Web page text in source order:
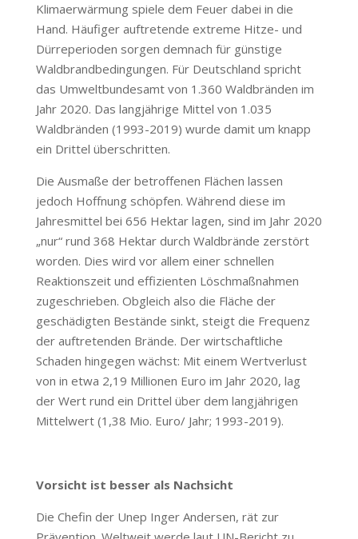
Klimaerwärmung spiele dem Feuer dabei in die
Hand. Häufiger auftretende extreme Hitze- und
Dürreperioden sorgen demnach für günstige
Waldbrandbedingungen. Für Deutschland spricht
das Umweltbundesamt von 1.360 Waldbränden im
Jahr 2020. Das langjährige Mittel von 1.035
Waldbränden (1993-2019) wurde damit um knapp
ein Drittel überschritten.
Die Ausmaße der betroffenen Flächen lassen
jedoch Hoffnung schöpfen. Während diese im
Jahresmittel bei 656 Hektar lagen, sind im Jahr 2020
„nur“ rund 368 Hektar durch Waldbrände zerstört
worden. Dies wird vor allem einer schnellen
Reaktionszeit und effizienten Löschmaßnahmen
zugeschrieben. Obgleich also die Fläche der
geschädigten Bestände sinkt, steigt die Frequenz
der auftretenden Brände. Der wirtschaftliche
Schaden hingegen wächst: Mit einem Wertverlust
von in etwa 2,19 Millionen Euro im Jahr 2020, lag
der Wert rund ein Drittel über dem langjährigen
Mittelwert (1,38 Mio. Euro/ Jahr; 1993-2019).
Vorsicht ist besser als Nachsicht
Die Chefin der Unep Inger Andersen, rät zur